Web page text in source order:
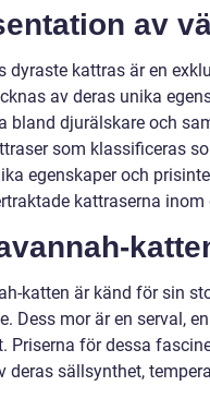
av
dyraste kattras är en
av deras unika
bland djurälskare och
som klassificeras
egenskaper och
kattraserna inom
katten är känd för sin
Dess mor är en serval,
Priserna för dessa
deras sällsynthet,